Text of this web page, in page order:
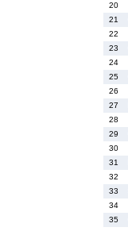
20
21
22
23
24
25
26
27
28
29
30
31
32
33
34
35